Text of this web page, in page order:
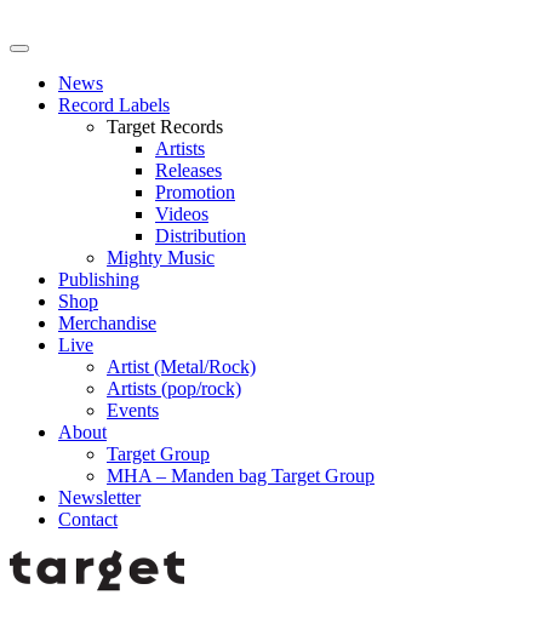
News
Record Labels
Target Records
Artists
Releases
Promotion
Videos
Distribution
Mighty Music
Publishing
Shop
Merchandise
Live
Artist (Metal/Rock)
Artists (pop/rock)
Events
About
Target Group
MHA – Manden bag Target Group
Newsletter
Contact